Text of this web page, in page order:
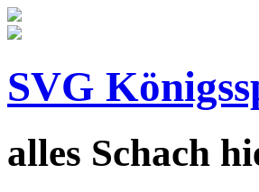
SVG
alles Schach